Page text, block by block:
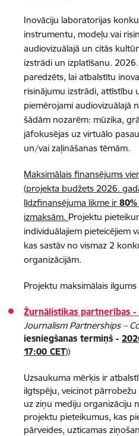
Inovāciju laboratorijas
instrumentu, modeļu vai
audiovizuālajā un citās
izstrādi un izplatīšanu.
paredzēts, lai atbalstītu
risinājumu izstrādi, attīstību
piemērojami audiovizuālajā
šādām nozarēm: mūzika,
jāfokusējas uz virtuālo
un/vai zaļināšanas tēmām.
Maksimālais finansējums
(projekta budžets 2026.
līdzfinansējuma likme ir 80%
izmaksām. Projektu
individuālajiem pieteicējiem
kas sastāv no vismaz 2
organizācijām.
Projektu maksimālais ilgums
Žurnālistikas partnerības -
Journalism Partnerships –
iesniegšanas termiņš -
17:00 CET))
Uzsaukuma mērķis ir
ilgtspēju, veicinot
uz ziņu mediju organizāciju
projektu pieteikumus, kas
pārveides, uzticamas